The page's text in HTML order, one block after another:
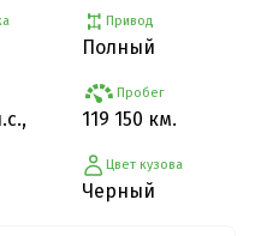
Привод
Полный
Пробег
119 150 км.
Цвет кузова
Черный